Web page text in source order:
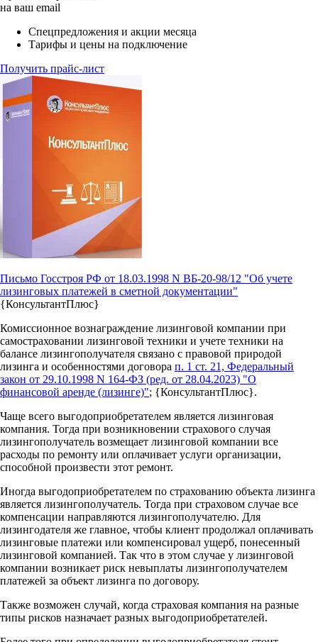
на ваш email
Спецпредложения и акции месяца
Тарифы и цены на подключение
Получить прайс-лист
Письмо Госстроя РФ от 18.03.1998 N ВБ-20-98/12 "Об учете
лизинговых платежей в сметной документации"
{КонсультантПлюс}
Комиссионное вознаграждение лизинговой компании при
самостраховании лизинговой техники и учете техники на
балансе лизингополучателя связано с правовой природой
лизинга и особенностями договора п. 1 ст. 21, Федеральный
закон от 29.10.1998 N 164-ФЗ (ред. от 28.04.2023) "О
финансовой аренде (лизинге)"; {КонсультантПлюс}.
Чаще всего выгодоприобретателем является лизинговая
компания. Тогда при возникновении страхового случая
лизингополучатель возмещает лизинговой компании все
расходы по ремонту или оплачивает услуги организации,
способной произвести этот ремонт.
Иногда выгодоприобретателем по страхованию объекта лизинга
является лизингополучатель. Тогда при страховом случае все
компенсации направляются лизингополучателю. Для
лизингодателя же главное, чтобы клиент продолжал оплачивать
лизинговые платежи или компенсировал ущерб, понесенный
лизинговой компанией. Так что в этом случае у лизинговой
компании возникает риск невыплаты лизингополучателем
платежей за объект лизинга по договору.
Также возможен случай, когда страховая компания на разные
типы рисков назначает разных выгодоприобретателей.